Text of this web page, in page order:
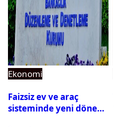
Ekonomi
Faizsiz ev ve araç
sisteminde yeni dönem: